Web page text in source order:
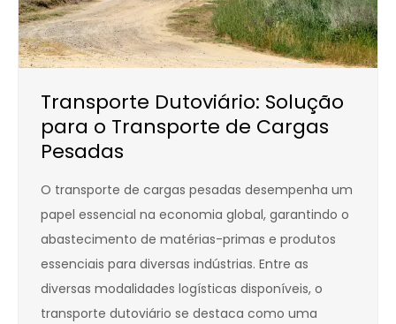
Transporte Dutoviário: Solução
para o Transporte de Cargas
Pesadas
O transporte de cargas pesadas desempenha um
papel essencial na economia global, garantindo o
abastecimento de matérias-primas e produtos
essenciais para diversas indústrias. Entre as
diversas modalidades logísticas disponíveis, o
transporte dutoviário se destaca como uma